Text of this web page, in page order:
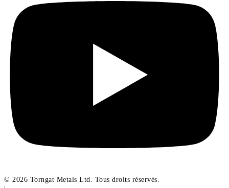
© 2026 Torngat Metals Ltd. Tous droits réservés.